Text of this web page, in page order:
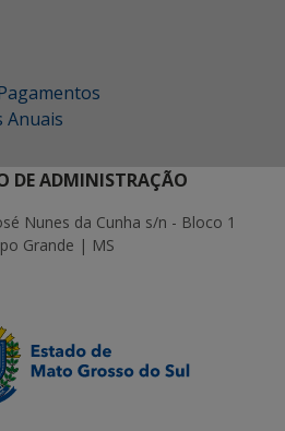
Anuais
DE ADMINISTRAÇÃO
Nunes da Cunha s/n - Bloco 1
Grande | MS